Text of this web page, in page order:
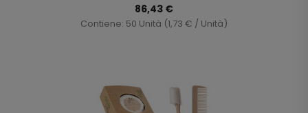
86,43 €
Contiene: 50 Unità (1,73 € / Unità)